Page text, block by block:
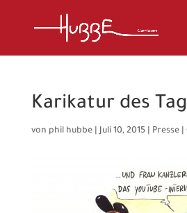
Karikatur des
von phil hubbe|Juli 10, 2015| Presse|